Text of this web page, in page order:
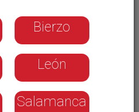
Bierzo
León
Salamanca